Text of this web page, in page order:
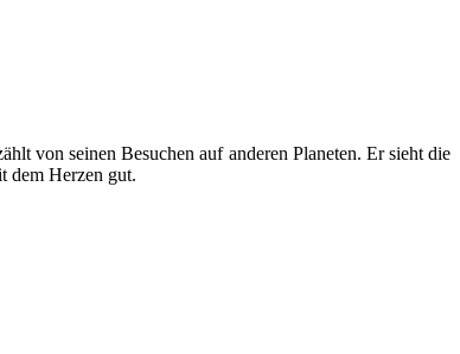
von seinen Besuchen auf anderen Planeten. Er sieht die
dem Herzen gut.